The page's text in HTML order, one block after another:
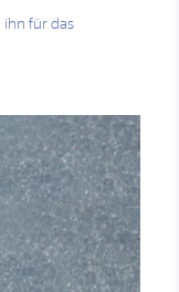
ihn für das